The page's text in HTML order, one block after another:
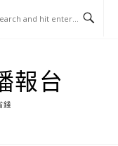
報台
錢